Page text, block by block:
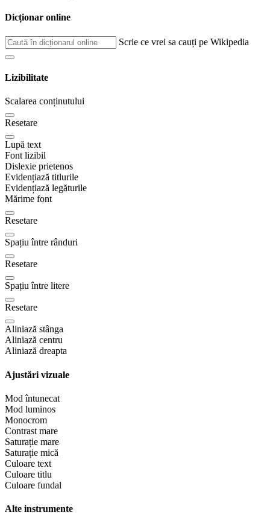
Dicționar online
Scrie ce vrei sa cauți pe Wikipedia
Lizibilitate
Scalarea conținutului
Resetare
Lupă text
Font lizibil
Dislexie prietenos
Evidențiază titlurile
Evidențiază legăturile
Mărime font
Resetare
Spațiu între rânduri
Resetare
Spațiu între litere
Resetare
Aliniază stânga
Aliniază centru
Aliniază dreapta
Ajustări vizuale
Mod întunecat
Mod luminos
Monocrom
Contrast mare
Saturație mare
Saturație mică
Culoare text
Culoare titlu
Culoare fundal
Alte instrumente